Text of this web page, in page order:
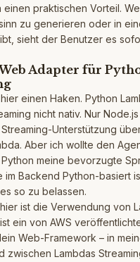
einen praktischen Vorteil.
zu generieren oder in
sieht der Benutzer es
Adapter für
einen Haken. Python
nicht nativ. Nur
Unterstützung
Aber ich wollte den
meine bevorzugte
im Backend Python-basiert
so zu belassen.
ist die Verwendung von
ein von AWS
Web-Framework – in
zwischen Lambdas